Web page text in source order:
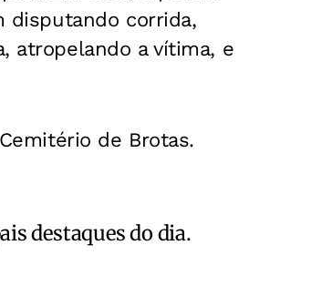
disputando corrida,
atropelando a vítima, e
de Brotas.
destaques do dia.